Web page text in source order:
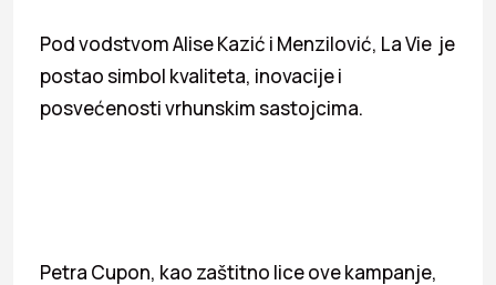
Pod vodstvom Alise Kazić i Menzilović, La Vie je
postao simbol kvaliteta, inovacije i
posvećenosti vrhunskim sastojcima.
Petra Cupon, kao zaštitno lice ove kampanje,